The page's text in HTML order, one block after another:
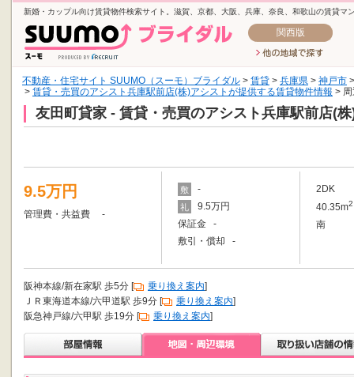
新婚・カップル向け賃貸物件検索サイト。滋賀、京都、大阪、兵庫、奈良、和歌山の賃貸マ
関西版
不動産・住宅サイト SUUMO（スーモ）ブライダル > 賃貸 > 兵庫県 > 神戸市
> 賃貸・売買のアシスト兵庫駅前店(株)アシストが提供する賃貸物件情報 >
友田町貸家 - 賃貸・売買のアシスト兵庫駅前店(
9.5万円
管理費・共益費 -
敷 -
礼
9.5万円
保証金 -
敷引・償却 -
2DK
40.35m2
南
阪神本線/新在家駅 歩5分 [ 乗り換え案内]
ＪＲ東海道本線/六甲道駅 歩9分 [
乗り換え案内]
阪急神戸線/六甲駅 歩19分 [
乗り換え案内]